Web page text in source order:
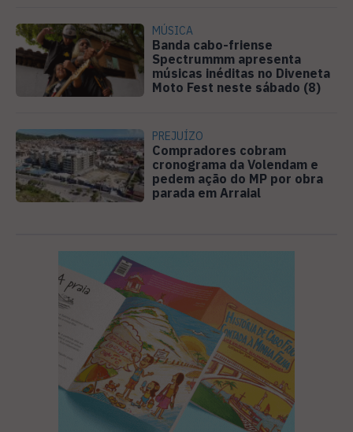
MÚSICA
Banda cabo-friense
Spectrummm apresenta
músicas inéditas no Diveneta
Moto Fest neste sábado (8)
PREJUÍZO
Compradores cobram
cronograma da Volendam e
pedem ação do MP por obra
parada em Arraial